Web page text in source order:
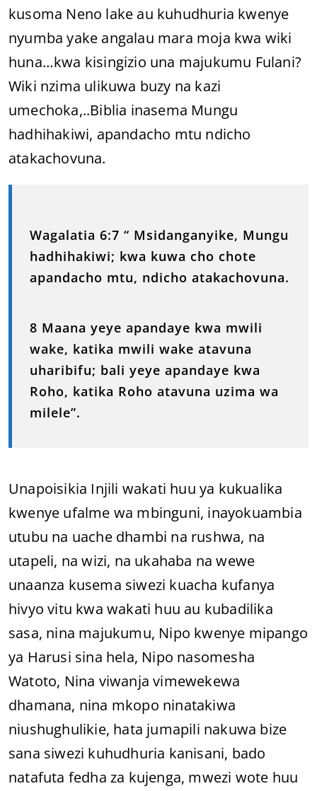
kusoma Neno lake au kuhudhuria kwenye
nyumba yake angalau mara moja kwa wiki
huna…kwa kisingizio una majukumu Fulani?
Wiki nzima ulikuwa buzy na kazi
umechoka,..Biblia inasema Mungu
hadhihakiwi, apandacho mtu ndicho
atakachovuna.
Wagalatia 6:7 “ Msidanganyike, Mungu
hadhihakiwi; kwa kuwa cho chote
apandacho mtu, ndicho atakachovuna.
8 Maana yeye apandaye kwa mwili
wake, katika mwili wake atavuna
uharibifu; bali yeye apandaye kwa
Roho, katika Roho atavuna uzima wa
milele”.
Unapoisikia Injili wakati huu ya kukualika
kwenye ufalme wa mbinguni, inayokuambia
utubu na uache dhambi na rushwa, na
utapeli, na wizi, na ukahaba na wewe
unaanza kusema siwezi kuacha kufanya
hivyo vitu kwa wakati huu au kubadilika
sasa, nina majukumu, Nipo kwenye mipango
ya Harusi sina hela, Nipo nasomesha
Watoto, Nina viwanja vimewekewa
dhamana, nina mkopo ninatakiwa
niushughulikie, hata jumapili nakuwa bize
sana siwezi kuhudhuria kanisani, bado
natafuta fedha za kujenga, mwezi wote huu